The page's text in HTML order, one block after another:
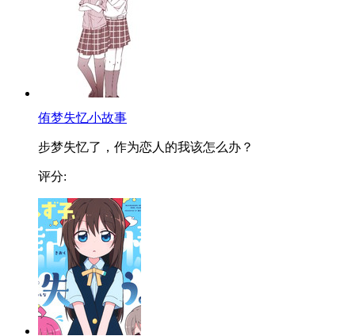
侑梦失忆小故事
步梦失忆了，作为恋人的我该怎么办？
评分: